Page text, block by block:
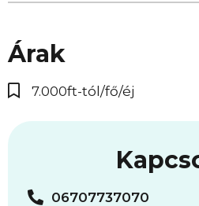
Árak
7.000ft-tól/fő/éj
06707737070